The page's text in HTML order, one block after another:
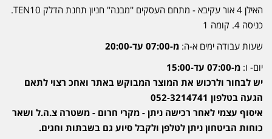
האילן 4 אור עקיבא - מתחם העסקים ''מבנה'' חניון תחנת הדלק TEN10.
כניסה 4. קומה 1
שעות עבודה ימים א-ה: מ-07:00 עד-20:00
יום- ו: מ-07:00 עד-15:00
יש לבחור ולרכוש את המוצר המבוקש באתר ואחכ רצוי לתאם
הגעה בטלפון 052-3214741
איסוף עצמי לאחר רכישה ניתן - מקרי חרום - משטרה צ.ה.ל ושאר
כוחות הביטחון ניתן לטלפן ולקבל סיוע גם בשבתות וחגים.